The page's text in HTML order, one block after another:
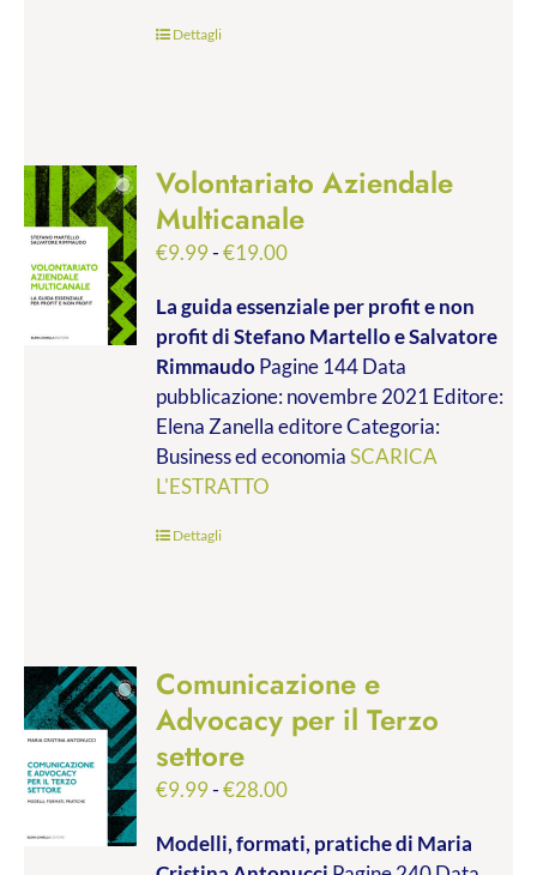
Dettagli
Volontariato Aziendale
Multicanale
€9.99-€19.00Fascia
prezzo:
da
€9.99
a
€19.00
La guida essenziale per profit e non
profitdi Stefano Martello e Salvatore
RimmaudoPagine 144 Data
pubblicazione: novembre 2021 Editore:
Elena Zanella editore Categoria:
Business ed economiaSCARICA
L'ESTRATTO
Dettagli
Comunicazione e
Advocacy per il Terzo
settore
€9.99-€28.00Fascia
prezzo:
Modelli, formati, pratichedi Maria